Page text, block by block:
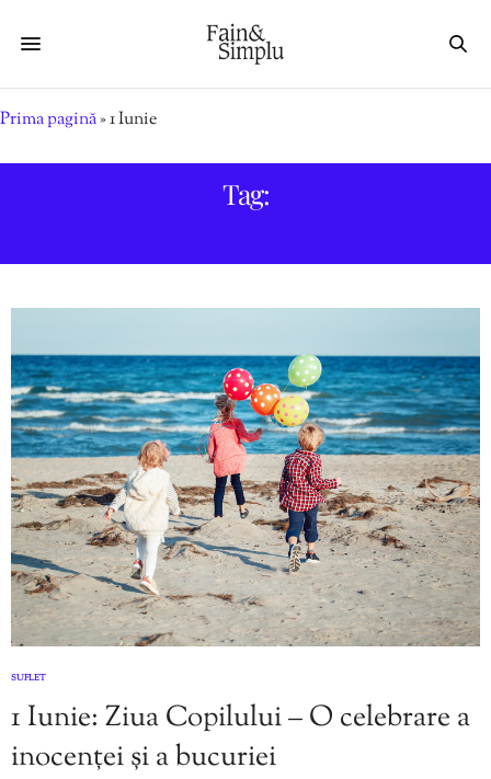
Prima pagină»1 Iunie
Tag:
SUFLET
1 Iunie: Ziua Copilului – O celebrare a
inocenței și a bucuriei